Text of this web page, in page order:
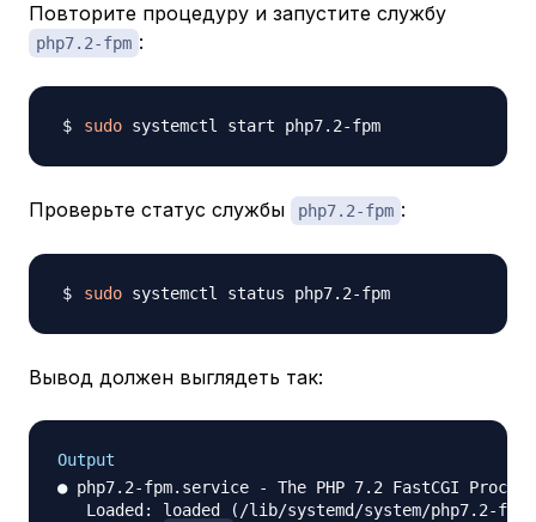
Повторите процедуру и запустите службу
php7.2-fpm :
sudo
Проверьте статус службы php7.2-fpm :
sudo
Вывод должен выглядеть так:
Output
● php7.2-fpm.service - The PHP 7.2 FastCGI Process
Loaded: loaded (/lib/systemd/system/php7.2-